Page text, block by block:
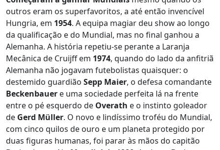
outros eram os superfavoritos, a até então invencível
Hungria, em 1954. A equipa magiar deu show ao longo
da qualificação e do Mundial, mas no final ganhou a
Alemanha. A história repetiu-se perante a Laranja
Mecânica de Cruijff em 1974, quando do lado da anfitriã
Alemanha não jogavam futebolistas quaisquer: o
destemido guardião Sepp Maier, o defesa comandante
Beckenbauer e uma sociedade perfeita lá na frente
entre o pé esquerdo de Overath e o instinto goleador
de Gerd Müller. O novo e lindíssimo troféu do Mundial,
com cinco quilos de ouro e um planeta protegido por
duas figuras humanas, foi parar às mãos do capitão